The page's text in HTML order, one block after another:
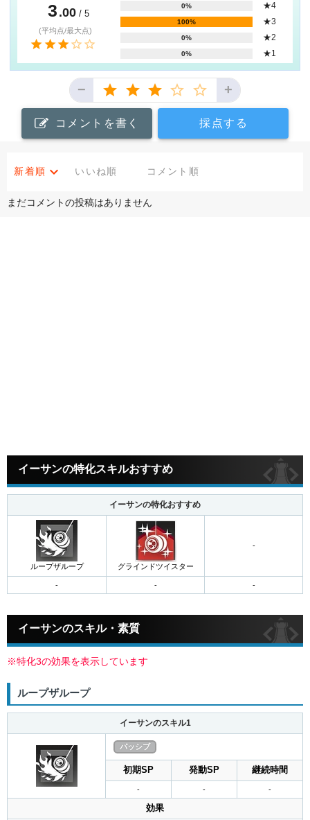
3 .00/ 5
(平均点/最大点)
0% ★4
100% ★3
0% ★2
0% ★1
− +
コメントを書く 採点する
新着順 いいね順 コメント順
まだコメントの投稿はありません
イーサンの特化スキルおすすめ
イーサンの特化おすすめ
ループザループ グラインドツイスター
-
イーサンのスキル・素質
※特化3の効果を表示しています
ループザループ
イーサンのスキル1
パッシブ
初期SP 発動SP 継続時間
- - -
効果